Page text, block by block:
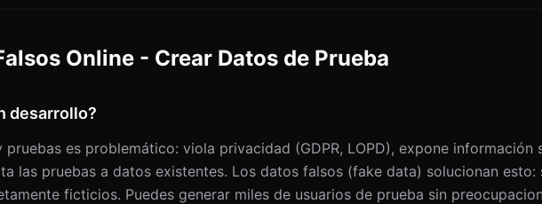
Online - Crear Datos de Prueba
desarrollo?
es problemático: viola privacidad (GDPR, LOPD), expone información
las pruebas a datos existentes. Los datos falsos (fake data) solucionan esto:
ficticios. Puedes generar miles de usuarios de prueba sin